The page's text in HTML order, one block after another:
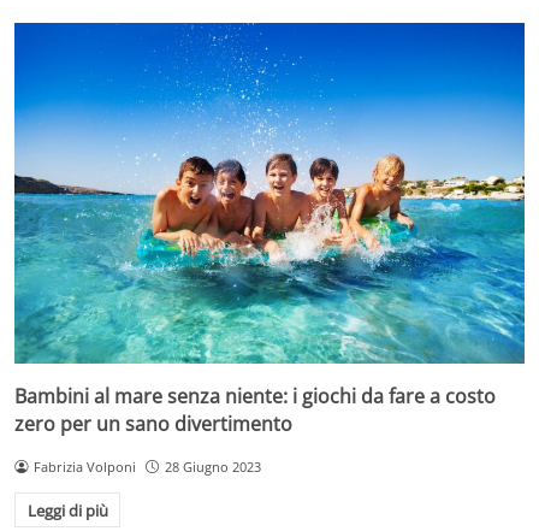
Bambini al mare senza niente: i giochi da fare a costo
zero per un sano divertimento
Fabrizia Volponi 28 Giugno 2023
Leggi di più